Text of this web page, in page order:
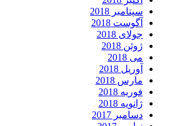
سپتامبر 2018
آگوست 2018
جولای 2018
ژوئن 2018
می 2018
آوریل 2018
مارس 2018
فوریه 2018
ژانویه 2018
دسامبر 2017